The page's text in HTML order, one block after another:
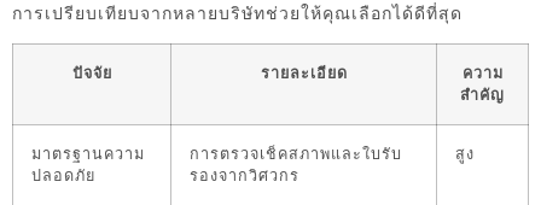
การเปรียบเทียบจากหลายบริษัทช่วยให้คุณเลือกได้ดีที่สุด
ปัจจัย รายละเอียด
ความ
สำคัญ
มาตรฐานความ
ปลอดภัย
การตรวจเช็คสภาพและใบรับ
รองจากวิศวกร
สูง